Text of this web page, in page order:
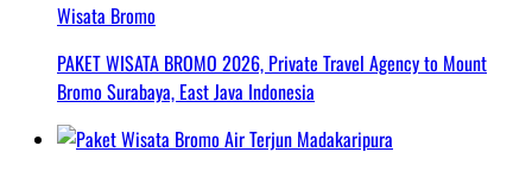
Wisata Bromo
PAKET WISATA BROMO 2026, Private Travel Agency to Mount
Bromo Surabaya, East Java Indonesia